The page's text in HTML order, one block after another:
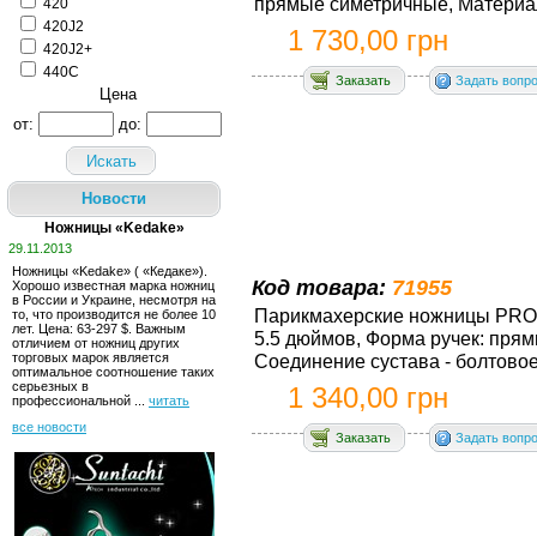
420
420J2
420J2+
440С
Цена
от:
до:
Искать
Новости
Ножницы «Kedake»
29.11.2013
Ножницы «Kedake» ( «Кедаке»).
Хорошо известная марка ножниц
в России и Украине, несмотря на
то, что производится не более 10
лет. Ценa: 63-297 $. Важным
отличием от ножниц других
торговых марок является
оптимальное соотношение таких
серьезных в
профессиональной ... читать
все новости
1 730,00 грн
Заказать Задать
Код товара: 71955
Парикмахерские ножницы
5.5 дюймов, Форма ручек:
Соединение сустава -
1 340,00 грн
Заказать Задать